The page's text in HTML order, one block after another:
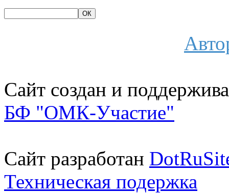
Сайт создан и
БФ "ОМК-Участие"
Сайт разработан
Техническая подержка